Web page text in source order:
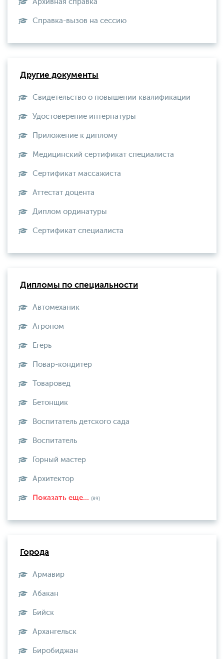
Архивная справка
Справка-вызов на сессию
Другие документы
Свидетельство о повышении квалификации
Удостоверение интернатуры
Приложение к диплому
Медицинский сертификат специалиста
Сертификат массажиста
Аттестат доцента
Диплом ординатуры
Сертификат специалиста
Дипломы по специальности
Автомеханик
Агроном
Егерь
Повар-кондитер
Товаровед
Бетонщик
Воспитатель детского сада
Воспитатель
Горный мастер
Архитектор
Показать еще... (89)
Города
Армавир
Абакан
Бийск
Архангельск
Биробиджан